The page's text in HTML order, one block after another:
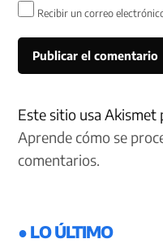
Recibir un correo
Este sitio usa Akismet
Aprende cómo se
comentarios.
● LO ÚLTIMO